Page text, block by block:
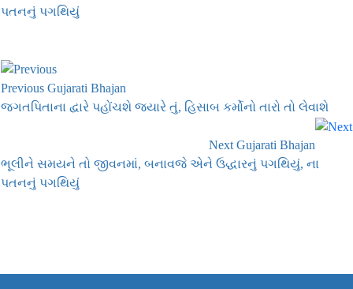
પતનનું પગથિયું
Previous Gujarati Bhajan
જગતપિતાના દ્વારે પહોંચશે જ્યારે તું, હિસાબ કર્મોનો તારો તો લેવાશે
Next Gujarati Bhajan
ભૂલીને સમયને તો જીવનમાં, બનાવજે એને ઉદ્ધારનું પગથિયું, ના
પતનનું પગથિયું